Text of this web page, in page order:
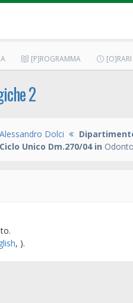
[P]ROGRAMMA [O]RARI
2
Alessandro Dolci
Unico Dm.270/04 in
, ).